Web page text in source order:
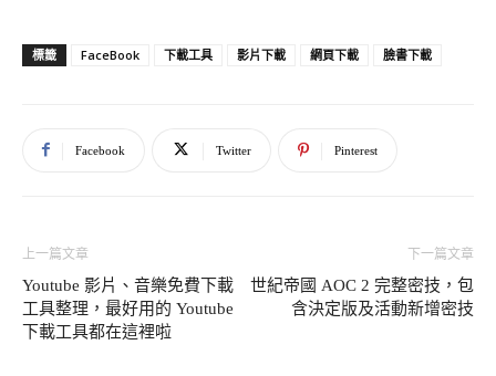
標籤 FaceBook 下載工具 影片下載 網頁下載 臉書下載
Facebook Twitter Pinterest
上一篇文章
Youtube 影片、音樂免費下載
工具整理，最好用的 Youtube
下載工具都在這裡啦
下一篇文章
世紀帝國 AOC 2 完整密技，包
含決定版及活動新增密技